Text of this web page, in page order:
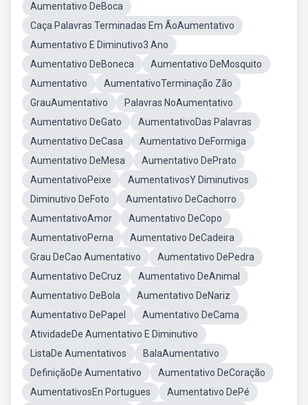
Aumentativo DeBoca
Caça Palavras Terminadas Em ÃoAumentativo
Aumentativo E Diminutivo3 Ano
Aumentativo DeBoneca
Aumentativo DeMosquito
Aumentativo
AumentativoTerminação Zão
GrauAumentativo
Palavras NoAumentativo
Aumentativo DeGato
AumentativoDas Palavras
Aumentativo DeCasa
Aumentativo DeFormiga
Aumentativo DeMesa
Aumentativo DePrato
AumentativoPeixe
AumentativosY Diminutivos
Diminutivo DeFoto
Aumentativo DeCachorro
AumentativoAmor
Aumentativo DeCopo
AumentativoPerna
Aumentativo DeCadeira
Grau DeCao Aumentativo
Aumentativo DePedra
Aumentativo DeCruz
Aumentativo DeAnimal
Aumentativo DeBola
Aumentativo DeNariz
Aumentativo DePapel
Aumentativo DeCama
AtividadeDe Aumentativo E Diminutivo
ListaDe Aumentativos
BalaAumentativo
DefiniçãoDe Aumentativo
Aumentativo DeCoração
AumentativosEn Portugues
Aumentativo DePé